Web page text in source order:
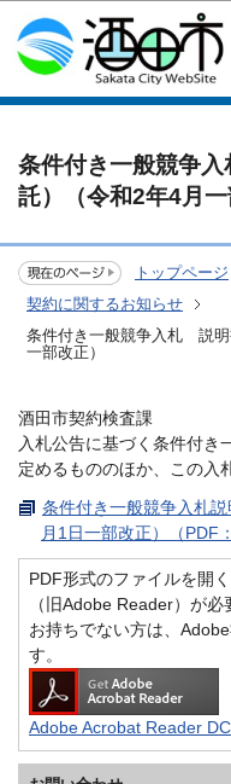
このペ
条件付き一般競争
託）（令和2年4月一
トップページ
契約に関するお知らせ
条件付き一般競争入札 説明
一部改正）
酒田市契約検査課
入札公告に基づく条件付き
定めるもののほか、この入
条件付き一般競争入札
月1日一部改正）（PDF
PDF形式のファイルを開
（旧Adobe Reader）が必
お持ちでない方は、
す。
Adobe Acrobat Reader